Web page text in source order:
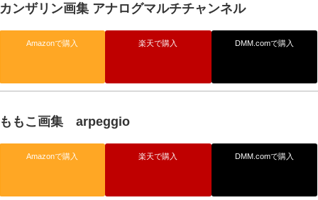
カンザリン画集 アナログマルチチャンネル
Amazonで購入 楽天で購入 DMM.comで購入
ももこ画集 arpeggio
Amazonで購入 楽天で購入 DMM.comで購入